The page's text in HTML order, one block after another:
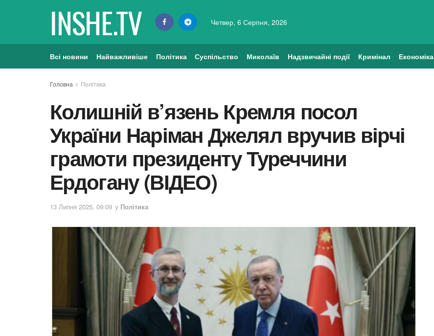
INSHE.TV Четвер, 6 Серпня, 2026
Всі новини Найважливіше Політика Суспільство Миколаїв Надзвичайні події Кримінал Економіка
Головна Політика
Колишній в’язень Кремля посол
України Наріман Джелял вручив вірчі
грамоти президенту Туреччини
Ердогану (ВІДЕО)
13 Липня 2025, 09:09 у Політика